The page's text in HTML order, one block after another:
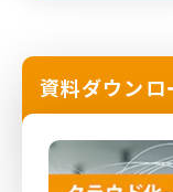
資料ダウンロ